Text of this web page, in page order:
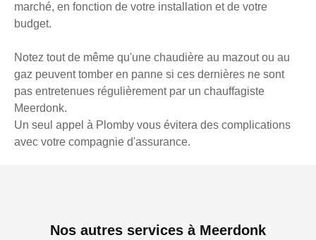
marché, en fonction de votre installation et de votre
budget.
Notez tout de même qu'une chaudière au mazout ou au
gaz peuvent tomber en panne si ces dernières ne sont
pas entretenues régulièrement par un chauffagiste
Meerdonk.
Un seul appel à Plomby vous évitera des complications
avec votre compagnie d'assurance.
Nos autres services à Meerdonk